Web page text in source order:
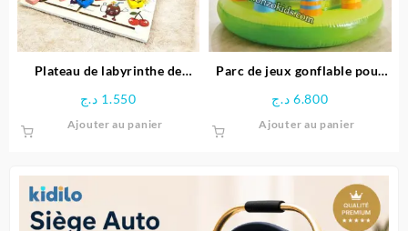
choisies
sur
la
page
Plateau de labyrinthe de
Space Boy
1.550 د.ج
Ajouter au panier
Parc de jeux gonflable pour
6.800 د.ج
Ajouter au panier